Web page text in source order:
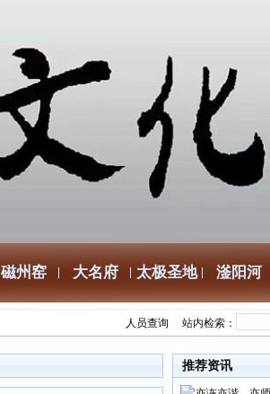
磁州窑 大名府 太极圣地 滏阳河
人员查询 站内检索：
推荐资讯